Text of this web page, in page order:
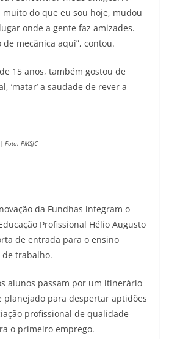
muito do que eu sou hoje, mudou
onde a gente faz amizades.
de mecânica aqui”, contou.
15 anos, também gostou de
‘matar’ a saudade de rever a
PMSJC
da Fundhas integram o
Profissional Hélio Augusto
de entrada para o ensino
de trabalho.
alunos passam por um itinerário
planejado para despertar aptidões
profissional de qualidade
o primeiro emprego.